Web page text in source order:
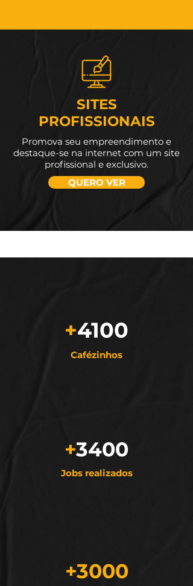
SITES
PROFISSIONAIS
Promova seu empreendimento e
destaque-se na internet com um site
profissional e exclusivo.
QUERO VER
+4100
Cafézinhos
+3400
Jobs realizados
+3000